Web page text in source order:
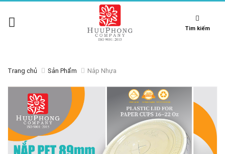
Tìm kiếm
Trang chủ Sản Phẩm Nắp Nhựa